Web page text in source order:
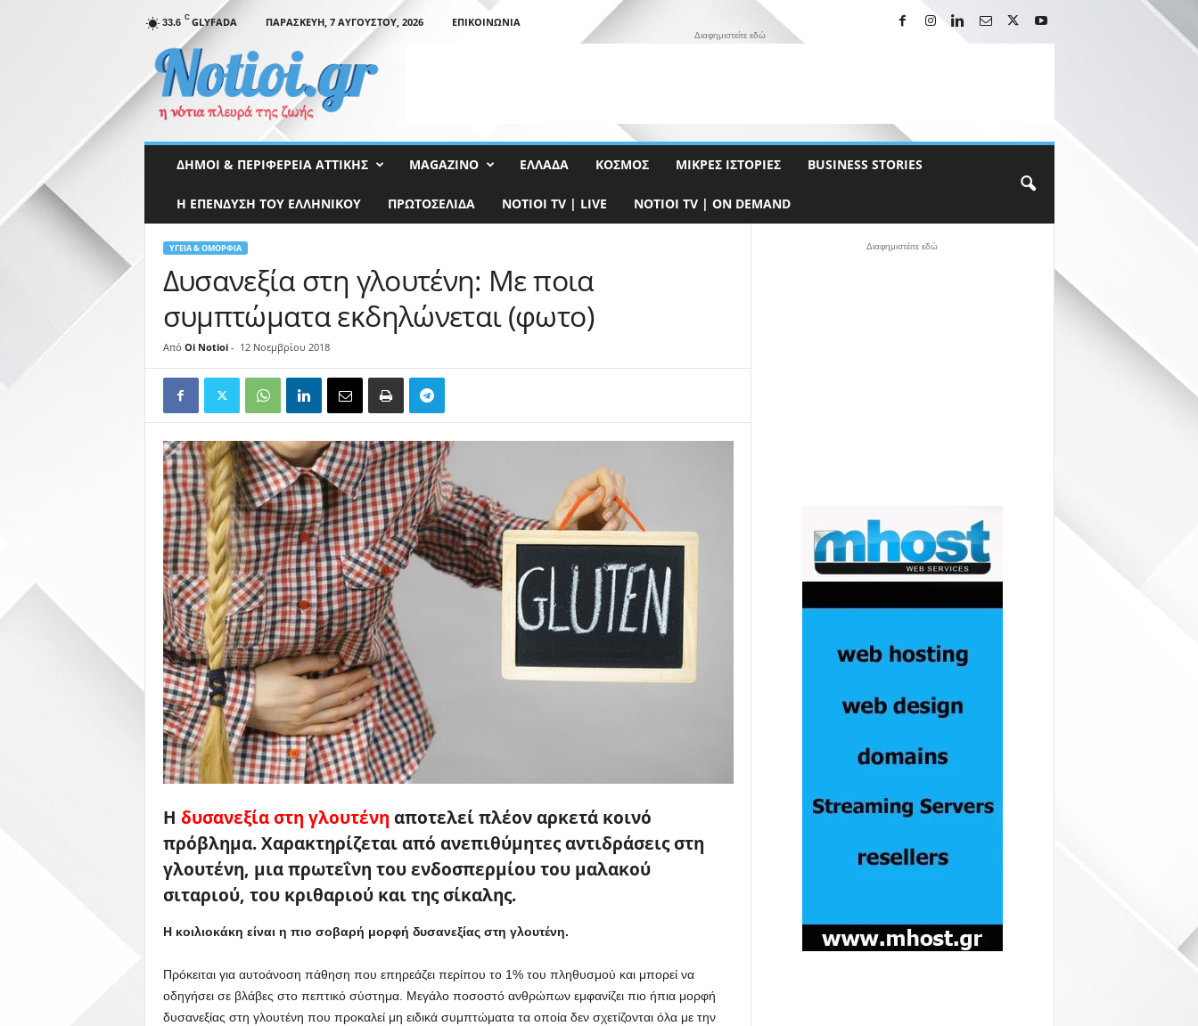
33.6 C GLYFADA ΠΑΡΑΣΚΕΥΉ, 7 ΑΥΓΟΎΣΤΟΥ, 2026
ΕΠΙΚΟΙΝΩΝΊΑ
t
Διαφημιστείτε εδώ
ΔΉΜΟΙ & ΠΕΡΙΦΈΡΕΙΑ ΑΤΤΙΚΉΣ MAGAZINO ΕΛΛΆΔΑ ΚΌΣΜΟΣ ΜΙΚΡΈΣ ΙΣΤΟΡΊΕΣ BUSINESS STORIES
Η ΕΠΕΝΔΥΣΗ ΤΟΥ ΕΛΛΗΝΙΚΟΥ ΠΡΩΤΟΣΈΛΙΔΑ NOTIOI TV | LIVE NOTIOI TV | ON DEMAND
ΥΓΕΊΑ & ΟΜΟΡΦΙΆ
Δυσανεξία στη γλουτένη: Με ποια
συμπτώματα εκδηλώνεται (φωτο)
Από Oi Notioi- 12 Νοεμβρίου 2018
Η δυσανεξία στη γλουτένη αποτελεί πλέον αρκετά κοινό
πρόβλημα. Χαρακτηρίζεται από ανεπιθύμητες αντιδράσεις στη
γλουτένη, μια πρωτεΐνη του ενδοσπερμίου του μαλακού
σιταριού, του κριθαριού και της σίκαλης.
Η κοιλιοκάκη είναι η πιο σοβαρή μορφή δυσανεξίας στη γλουτένη.
Πρόκειται για αυτοάνοση πάθηση που επηρεάζει περίπου το 1% του πληθυσμού και μπορεί να
οδηγήσει σε βλάβες στο πεπτικό σύστημα. Μεγάλο ποσοστό ανθρώπων εμφανίζει πιο ήπια μορφή
δυσανεξίας στη γλουτένη που προκαλεί μη ειδικά συμπτώματα τα οποία δεν σχετίζονται όλα με την
Διαφημιστέιτε εδώ